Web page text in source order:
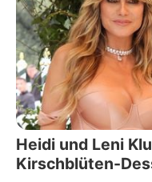
Heidi und Leni
Kirschblüten-